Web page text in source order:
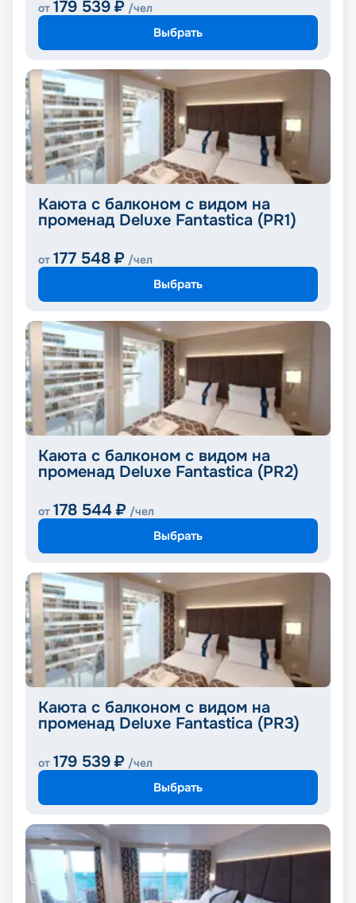
от 179 539 ₽ /чел
Выбрать
Каюта с балконом с видом на
променад Deluxe Fantastica (PR1)
от 177 548 ₽ /чел
Выбрать
Каюта с балконом с видом на
променад Deluxe Fantastica (PR2)
от 178 544 ₽ /чел
Выбрать
Каюта с балконом с видом на
променад Deluxe Fantastica (PR3)
от 179 539 ₽ /чел
Выбрать